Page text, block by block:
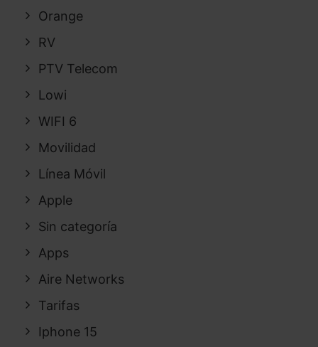
Orange
RV
PTV Telecom
Lowi
WIFI 6
Movilidad
Línea Móvil
Apple
Sin categoría
Apps
Aire Networks
Tarifas
Iphone 15